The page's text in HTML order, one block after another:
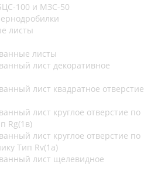
100 и МЗС-50
листы
листы
лист декоративное
лист квадратное отверстие
лист круглое отверстие по
Rg(1в)
лист круглое отверстие по
Тип Rv(1а)
лист щелевидное